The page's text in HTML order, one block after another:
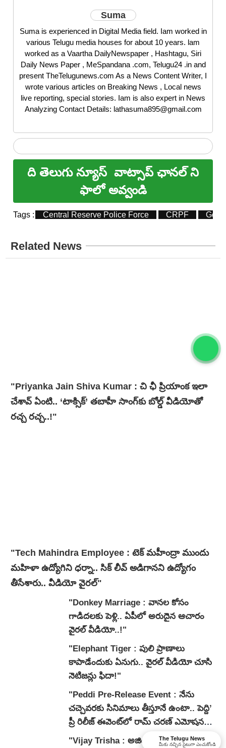
Suma
Suma is experienced in Digital Media field. Iam worked in
various Telugu media houses for about 10 years. lam
worked as a Vaartha DailyNewspaper , Hashtagu, Siri
Daily News Paper , MeSpandana .com, Telugu24 .in and
present TheTelugunews.com As a News Content Writer, I
wrote various articles on Breaking News , Local news
live reporting, special stories. Iam is also expert in News
Analyzing Contact Details: lathasuma895@gmail.com
ది తెలుగు న్యూస్ వాట్సాప్ ఛానల్ ని
ఫాలో అవ్వండి
Tags : Central Reserve Police Force CRPF
Related News
"Priyanka Jain Shiva Kumar : చి ఛీ ప్రియాంక ఇలా
చేశావ్ ఏంటి.. ‘టాక్సిక్’ తబాహీ సాంగ్‌కు బోల్డ్ వీడియోతో
ర‌చ్చ ర‌చ్చ‌..!"
"Tech Mahindra Employee : టెక్ మహీంద్రా ముందు
మహిళా ఉద్యోగిని ధర్నా.. సిక్ లీవ్ అడిగానని ఉద్యోగం
తీసేశారు.. వీడియో వైర‌ల్‌"
"Donkey Marriage : వానల కోసం
గాడిదలకు పెళ్లి.. ఏపీలో అరుదైన ఆచారం
వైరల్ వీడియో..!"
"Elephant Tiger : పులి ప్రాణాలు
కాపాడేందుకు ఏనుగు.. వైరల్ వీడియో చూసి
నెటిజన్లు ఫిదా!"
"Peddi Pre-Release Event : నేను
చ‌చ్చెవ‌ర‌కు సినిమాలు తీస్తూనే ఉంటా.. పెద్ది’
ప్రీ రిలీజ్ ఈవెంట్‌లో రామ్ చరణ్ ఎమోషనల్
స్పీచ్.. వీడియో!"
"Vijay Trisha : అజిత్ ఇంటికి ఒకే
The Telugu News
మీకు నచ్చిన సైటుగా ఎంచుకోండి